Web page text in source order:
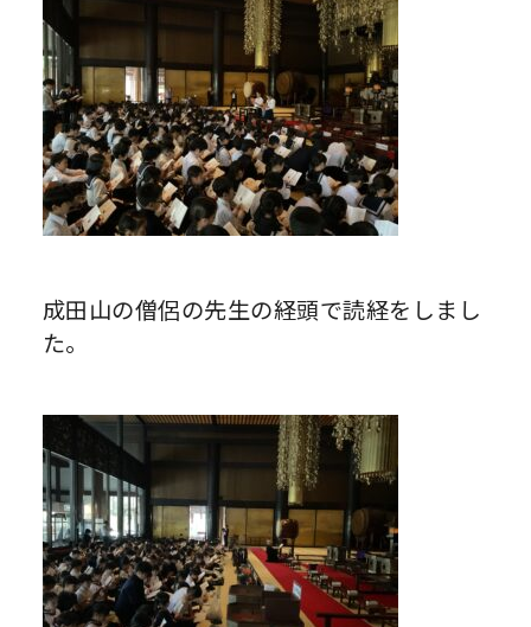
成田山の僧侶の先生の経頭で読経をしまし
た。